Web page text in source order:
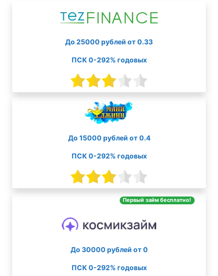
До 25000 рублей от 0.33
ПСК 0-292% годовых
До 15000 рублей от 0.4
ПСК 0-292% годовых
Первый займ бесплатно!
До 30000 рублей от 0
ПСК 0-292% годовых